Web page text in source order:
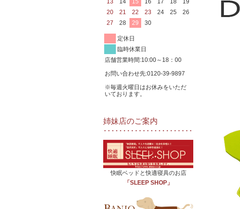
13
14 15 16 17 18
19
20
21 22 23 24 25
26
27
28 29 30
定休日
臨時休業日
店舗営業時間:10:00～18：00
お問い合わせ先:0120-39-9897
※毎週火曜日はお休みをいただ
いております。
姉妹店のご案内
快眠ベッドと快適寝具のお店
「SLEEP SHOP」